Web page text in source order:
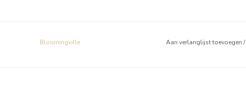
Bloomingville Aan verlanglijst toevoegen /